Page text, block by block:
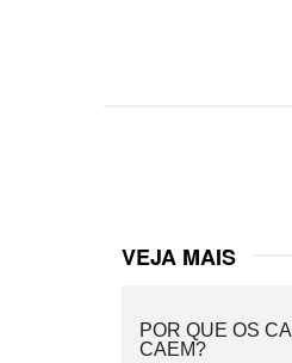
VEJA MAIS
POR QUE OS
CAEM?